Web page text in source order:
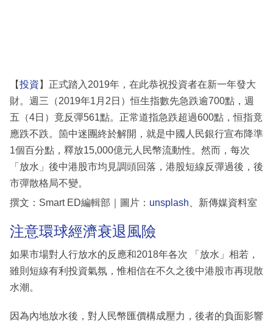
區
【投資 】正式踏入2019年，在此恭祝投資者在新一年發大
財。週三（2019年1月2日）恒生指數先急跌逾700點，週
五（4日）竟反彈561點。正常道指急跌超過600點，恒指竟
應跌不跌。箇中迷團終於解開，就是中國人民銀行宣布降準
1個百分點，釋放15,000億元人民幣流動性。然而，每次
「放水」後中港股市均見調頭回落，港股短線反彈過後，後
市彈散格局不變。
撰文：Smart ED編輯部｜圖片： unsplash 、新傳媒資料室
注意環球經濟衰退風險
如果市場對人行放水的反應和2018年各次 「放水」相若，
雖則短線有利投資氣氛，惟相信在不久之後中港股市再現散
水潮。
因為內地放水後，對人民幣匯價構成壓力，後者的負面影響